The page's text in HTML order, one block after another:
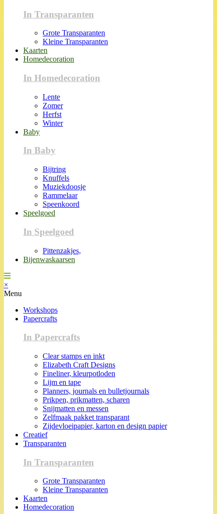
In Transparanten
Grote Transparanten
Kleine Transparanten
Kaarten
Homedecoration
In Homedecoration
Lente
Zomer
Herfst
Winter
Baby
In Baby
Bijtring
Knuffels
Muziekdoosje
Rammelaar
Speenkoord
Speelgoed
In Speelgoed
Pittenzakjes,
Bijenwaskaarsen
×
Menu
Workshops
Papercrafts
In Papercrafts
Clear stamps en inkt
Elizabeth Craft Designs
Fineliner, kleurpotloden
Lijm en tape
Planners, journals en bulletjournals
Prikpen, prikmatten, scharen
Snijmatten en messen
Zelfmaak pakket transparant
Zijdevloeipapier, karton en design papier
Creatief
Transparanten
In Transparanten
Grote Transparanten
Kleine Transparanten
Kaarten
Homedecoration